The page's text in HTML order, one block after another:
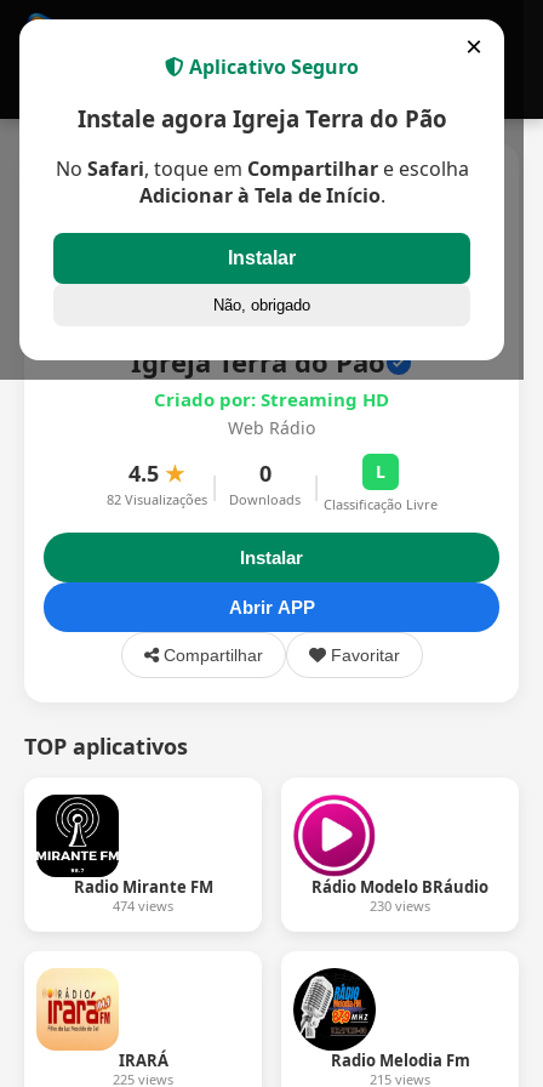
Igreja Terra do Pão
Criado por: Streaming HD
Web Rádio
4.5 ★
82 Visualizações | 0
Downloads | L
Classificação Livre
Instalar
Abrir APP
Compartilhar Favoritar
TOP aplicativos
Radio Mirante FM
474 views
Rádio Modelo BRáudio
230 views
IRARÁ
225 views
Radio Melodia Fm
215 views
×
Aplicativo Seguro
Instale agora Igreja Terra do Pão
No Safari, toque em Compartilhare escolha
Adicionar à Tela de Início.
Instalar
Não, obrigado